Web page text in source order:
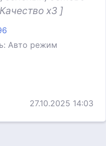
x3 ]
Авто режим
27.10.2025 14:03